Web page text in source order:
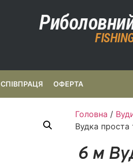
СПІВПРАЦЯ ОФЕРТА
Головна /
Вудка проста
6 м